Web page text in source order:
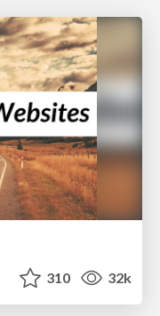
310 32k